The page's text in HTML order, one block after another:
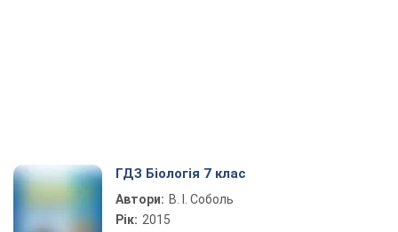
ГДЗ Біологія 7 клас
Автори: В. І. Соболь
Рік: 2015